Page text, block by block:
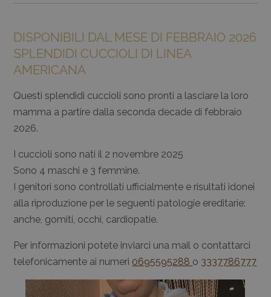
DISPONIBILI DAL MESE DI FEBBRAIO 2026
SPLENDIDI CUCCIOLI DI LINEA
AMERICANA
Questi splendidi cuccioli sono pronti a lasciare la loro
mamma a partire dalla seconda decade di febbraio
2026.
I cuccioli sono nati il 2 novembre 2025
Sono 4 maschi e 3 femmine.
I genitori sono controllati ufficialmente e risultati idonei
alla riproduzione per le seguenti patologie ereditarie:
anche, gomiti, occhi, cardiopatie.
Per informazioni potete inviarci una mail o contattarci
telefonicamente ai numeri 0695595288 o 3337786777